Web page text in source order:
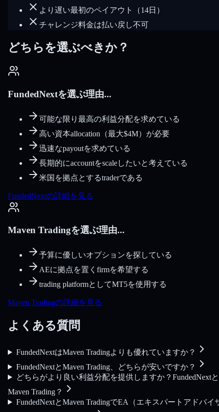
より遅い最初のペイアウト（14日）
チャレンジ料金は払い戻し不可
どちらを選ぶべきか？
FundedNextを選ぶ理由...
可能な限り最高の利益分配を求めている
高い資本allocation（最大$4M）が必要
迅速なpayoutを求めている
長期的にaccountをscaleしたいと考えている
米国を拠点とするtraderである
FundedNextの詳細を見る
Maven Tradingを選ぶ理由...
予算に優しいオプションを探している
AEに拠点を置くfirmを希望する
trading platformとしてMT5を使用する
Maven Tradingの詳細を見る
よくある質問
FundedNextはMaven Tradingよりも優れていますか？
FundedNextとMaven Trading、どちらが安いですか？
どちらがより良い利益分配を提供しますか？FundedNextと
Maven Trading？
FundedNextとMaven TradingでEA（エキスパートアドバイ